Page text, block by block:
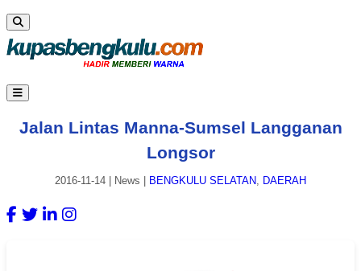
Jalan Lintas Manna-Sumsel Langganan
Longsor
2016-11-14 News BENGKULU SELATAN, DAERAH